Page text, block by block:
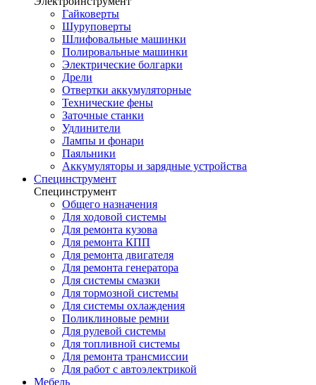
Гайковерты
Шуруповерты
Шлифовальные машинки
Полировальные машинки
Электрические болгарки
Дрели
Отвертки аккумуляторные
Технические фены
Заточные станки
Удлинители
Лампы и фонари
Паяльники
Аккумуляторы и зарядные устройства
Специнструмент
Специнструмент
Общего назначения
Для ходовой системы
Для ремонта кузова
Для ремонта КПП
Для ремонта двигателя
Для ремонта генератора
Для системы смазки
Для тормозной системы
Для системы охлаждения
Поликлиновые ремни
Для рулевой системы
Для топливной системы
Для ремонта трансмиссии
Для работ с автоэлектрикой
Мебель